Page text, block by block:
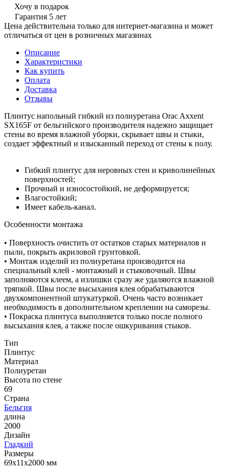
Хочу в подарок
Гарантия 5 лет
Цена действительна только для интернет-магазина и может
отличаться от цен в розничных магазинах
Описание
Характеристики
Как купить
Оплата
Доставка
Отзывы
Плинтус напольный гибкий из полиуретана Orac Axxent
SX165F от бельгийского производителя надежно защищает
стены во время влажной уборки, скрывает швы и стыки,
создает эффектный и изысканный переход от стены к полу.
Гибкий плинтус для неровных стен и криволинейных
поверхностей;
Прочный и износостойкий, не деформируется;
Влагостойкий;
Имеет кабель-канал.
Особенности монтажа
• Поверхность очистить от остатков старых материалов и
пыли, покрыть акриловой грунтовкой.
• Монтаж изделий из полиуретана производится на
специальный клей - монтажный и стыковочный. Швы
заполняются клеем, а излишки сразу же удаляются влажной
тряпкой. Швы после высыхания клея обрабатываются
двухкомпонентной штукатуркой. Очень часто возникает
необходимость в дополнительном креплении на саморезы.
• Покраска плинтуса выполняется только после полного
высыхания клея, а также после ошкуривания стыков.
Тип
Плинтус
Материал
Полиуретан
Высота по стене
69
Страна
Бельгия
длина
2000
Дизайн
Гладкий
Размеры
69х11х2000 мм